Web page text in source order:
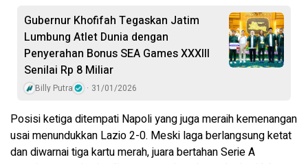
Gubernur Khofifah Tegaskan Jatim
Lumbung Atlet Dunia dengan
Penyerahan Bonus SEA Games XXXIII
Senilai Rp 8 Miliar
Billy Putra 31/01/2026
Posisi ketiga ditempati Napoli yang juga meraih kemenangan
usai menundukkan Lazio 2-0. Meski laga berlangsung ketat
dan diwarnai tiga kartu merah, juara bertahan Serie A